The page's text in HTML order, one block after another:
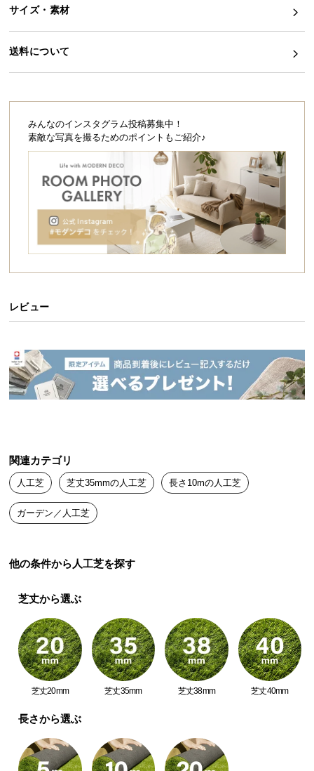
支
に
つ
て
配
送
配
送
に
つ
中
型
商
品
の
送
つ
い
て
小
型
商
の
送
サイズ・素材
送料について
みんなのインスタグラム投稿募集中！
素敵な写真を撮るためのポイントもご紹介♪
レビュー
関連カテゴリ
人工芝 芝丈35mmの人工芝 長さ10mの人工芝
ガーデン／人工芝
他の条件から人工芝を探す
芝丈から選ぶ
芝丈20mm 芝丈35mm 芝丈38mm 芝丈40mm
長さから選ぶ